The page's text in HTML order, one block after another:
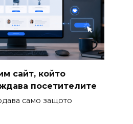
сайт, който
посетителите
само защото